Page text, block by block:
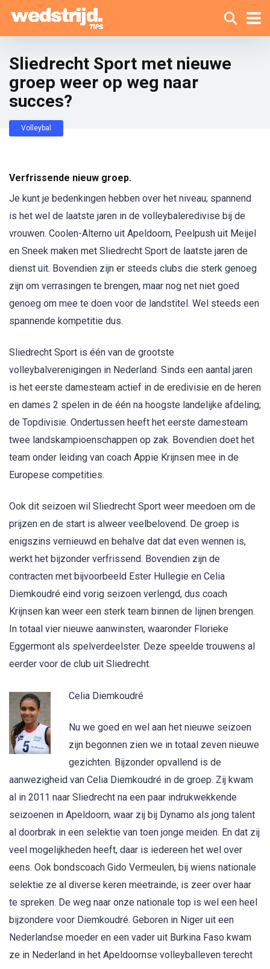
Sliedrecht Sport met nieuwe
groep weer op weg naar
succes?
Volleybal
Verfrissende nieuw groep.
Je kunt je bedenkingen hebben over het niveau; spannend
is het wel de laatste jaren in de volleybaleredivise bij de
vrouwen. Coolen-Alterno uit Apeldoorn, Peelpush uit Meijel
en Sneek maken met Sliedrecht Sport de laatste jaren de
dienst uit. Bovendien zijn er steeds clubs die sterk genoeg
zijn om verrasingen te brengen, maar nog net niet goed
genoeg om mee te doen voor de landstitel. Wel steeds een
spannende kompetitie dus.
Sliedrecht Sport is één van de grootste
volleybalverenigingen in Nederland. Sinds een aantal jaren
is het eerste damesteam actief in de eredivisie en de heren
en dames 2 spelen in de één na hoogste landelijke afdeling;
de Topdivisie. Ondertussen heeft het eerste damesteam
twee landskampioenschappen op zak. Bovendien doet het
team onder leiding van coach Appie Krijnsen mee in de
Europese competities.
Ook dit seizoen wil Sliedrecht Sport weer meedoen om de
prijzen en de start is alweer veelbelovend. De groep is
enigszins vernieuwd en behalve dat dat even wennen is,
werkt het bijzonder verfrissend. Bovendien zijn de
contracten met bijvoorbeeld Ester Hullegie en Celia
Diemkoudré eind vorig seizoen verlengd, dus coach
Krijnsen kan weer een sterk team binnen de lijnen brengen.
In totaal vier nieuwe aanwinsten, waaronder Florieke
Eggermont als spelverdeelster. Deze speelde trouwens al
eerder voor de club uit Sliedrecht.
Celia Diemkoudré
Nu we goed en wel aan het nieuwe seizoen
zijn begonnen zien we in totaal zeven nieuwe
gezichten. Bijzonder opvallend is de
aanwezigheid van Celia Diemkoudré in de groep. Zij kwam
al in 2011 naar Sliedrecht na een paar indrukwekkende
seizoenen in Apeldoorn, waar zij bij Dynamo als jong talent
al doorbrak in een selektie van toen jonge meiden. En dat zij
veel mogelijkheden heeft, daar is iedereen het wel over
eens. Ook bondscoach Gido Vermeulen, bij wiens nationale
selektie ze al diverse keren meetrainde, is zeer over haar
te spreken. De weg naar onze nationale top is wel een heel
bijzondere voor Diemkoudré. Geboren in Niger uit een
Nederlandse moeder en een vader uit Burkina Faso kwam
ze in Nederland in het Apeldoornse volleyballeven terecht